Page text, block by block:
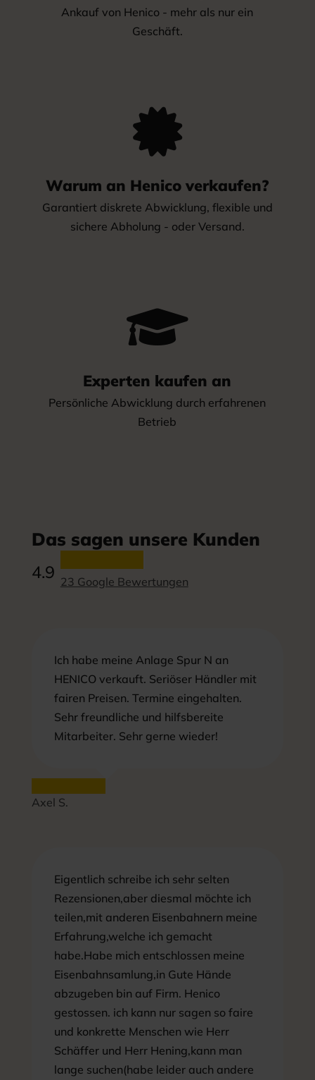
Ankauf von Henico - mehr als nur ein
Geschäft.

Warum an Henico verkaufen?
Garantiert diskrete Abwicklung, flexible und
sichere Abholung - oder Versand.

Experten kaufen an
Persönliche Abwicklung durch erfahrenen
Betrieb
Das sagen unsere Kunden
4.9 23 Google Bewertungen
Ich habe meine Anlage Spur N an
HENICO verkauft. Seriöser Händler mit
fairen Preisen. Termine eingehalten.
Sehr freundliche und hilfsbereite
Mitarbeiter. Sehr gerne wieder!
Axel S.
Eigentlich schreibe ich sehr selten
Rezensionen,aber diesmal möchte ich
teilen,mit anderen Eisenbahnern meine
Erfahrung,welche ich gemacht
habe.Habe mich entschlossen meine
Eisenbahnsamlung,in Gute Hände
abzugeben bin auf Firm. Henico
gestossen. ich kann nur sagen so faire
und konkrette Menschen wie Herr
Schäffer und Herr Hening,kann man
lange suchen(habe leider auch andere